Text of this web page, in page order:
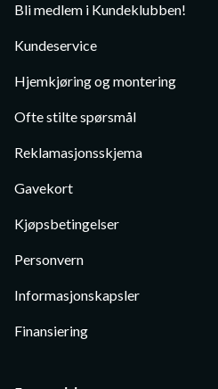
Bli medlem i Kundeklubben!
Kundeservice
Hjemkjøring og montering
Ofte stilte spørsmål
Reklamasjonsskjema
Gavekort
Kjøpsbetingelser
Personvern
Informasjonskapsler
Finansiering